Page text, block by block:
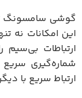
این امکانات نه
ارتباطات بی‌سیم
شماره‌گیری
ارتباط سریع با